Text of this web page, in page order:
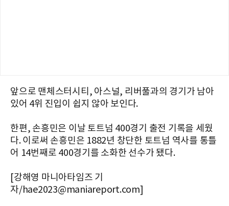
앞으로 맨체스터시티, 아스널, 리버풀과의 경기가 남아
있어 4위 진입이 쉽지 않아 보인다.
한편, 손흥민은 이날 토트넘 400경기 출전 기록을 세웠
다. 이로써 손흥민은 1882년 창단한 토트넘 역사를 통틀
어 14번째로 400경기를 소화한 선수가 됐다.
[강해영 마니아타임즈 기
자/hae2023@maniareport.com]